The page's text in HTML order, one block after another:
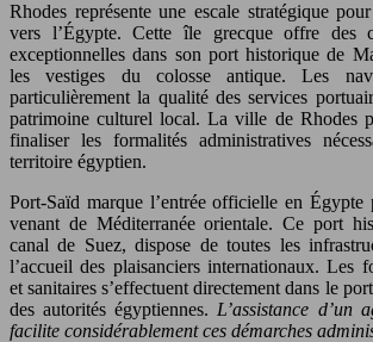
Rhodes représente une escale stratégique
vers l’Égypte. Cette île grecque offre des
exceptionnelles dans son port historique de
les vestiges du colosse antique. Les
particulièrement la qualité des services
patrimoine culturel local. La ville de Rhodes
finaliser les formalités administratives
territoire égyptien.
Port-Saïd marque l’entrée officielle en Égypte
venant de Méditerranée orientale. Ce port
canal de Suez, dispose de toutes les
l’accueil des plaisanciers internationaux. Les
et sanitaires s’effectuent directement dans le
des autorités égyptiennes. L’assistance d’un
facilite considérablement ces démarches